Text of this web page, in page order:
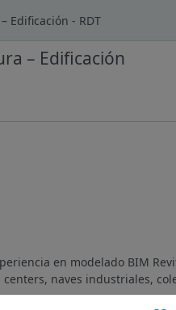
Edificación - RDT
– Edificación
en modelado BIM
naves industriales,